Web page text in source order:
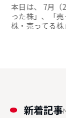
本日は、 7月（
った株」、「
株・売ってる
新着記事